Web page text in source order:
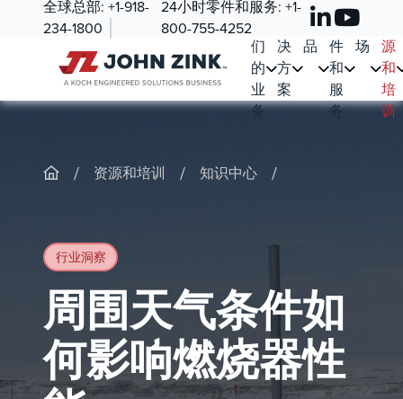
全球总部: +1-918-
234-1800
24小时零件和服务: +1-
800-755-4252我
们
的
业
务
决
方
案
产
品
零
件
和
服
务
市
场
源
和
培
训
/ 资源和培训 / 知识中心 /
行业洞察
周围天气条件如
何影响燃烧器性